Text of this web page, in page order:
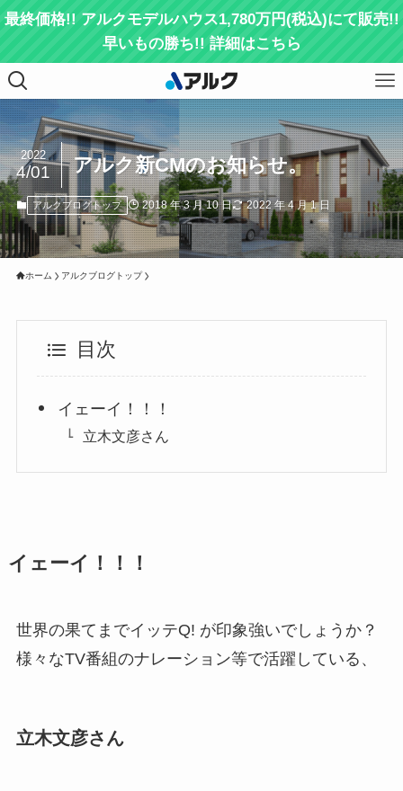
最終価格!! アルクモデルハウス1,780万円(税込)にて販売!!
早いもの勝ち!! 詳細はこちら
アルク新CMのお知らせ。
2022
4/01
アルクブログトップ 2018 年 3 月 10 日 2022 年 4 月 1 日
ホーム アルクブログトップ
目次
イェーイ！！！
立木文彦さん
イェーイ！！！
世界の果てまでイッテQ! が印象強いでしょうか？
様々なTV番組のナレーション等で活躍している、
立木文彦さん